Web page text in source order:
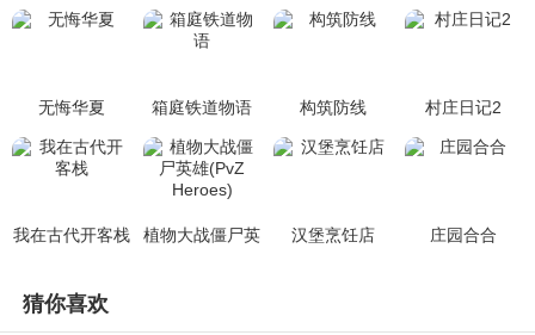
无悔华夏 箱庭铁道物语 构筑防线 村庄日记2
我在古代开客栈
植物大战僵尸英
汉堡烹饪店 庄园合合
猜你喜欢